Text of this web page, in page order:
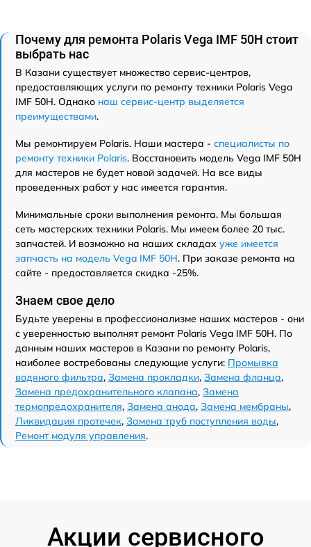
Почему для ремонта Polaris Vega IMF 50H стоит
выбрать нас
В Казани существует множество сервис-центров,
предоставляющих услуги по ремонту техники Polaris Vega
IMF 50H. Однако наш сервис-центр выделяется
преимуществами.
Мы ремонтируем Polaris. Наши мастера - специалисты по
ремонту техники Polaris. Восстановить модель Vega IMF 50H
для мастеров не будет новой задачей. На все виды
проведенных работ у нас имеется гарантия.
Минимальные сроки выполнения ремонта. Мы большая
сеть мастерских техники Polaris. Мы имеем более 20 тыс.
запчастей. И возможно на наших складах уже имеется
запчасть на модель Vega IMF 50H. При заказе ремонта на
сайте - предоставляется скидка -25%.
Знаем свое дело
Будьте уверены в профессионализме наших мастеров - они
с уверенностью выполнят ремонт Polaris Vega IMF 50H. По
данным наших мастеров в Казани по ремонту Polaris,
наиболее востребованы следующие услуги: Промывка
водяного фильтра, Замена прокладки, Замена фланца,
Замена предохранительного клапана, Замена
термопредохранителя, Замена анода, Замена мембраны,
Ликвидация протечек, Замена труб поступления воды,
Ремонт модуля управления.
Акции сервисного